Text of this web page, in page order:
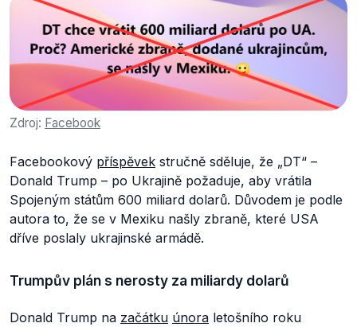
Zdroj: Facebook
Facebookový příspěvek stručně sděluje, že „DT“ –
Donald Trump – po Ukrajině požaduje, aby vrátila
Spojeným státům 600 miliard dolarů. Důvodem je podle
autora to, že se v Mexiku našly zbraně, které USA
dříve poslaly ukrajinské armádě.
Trumpův plán s nerosty za miliardy dolarů
Donald Trump na začátku února letošního roku